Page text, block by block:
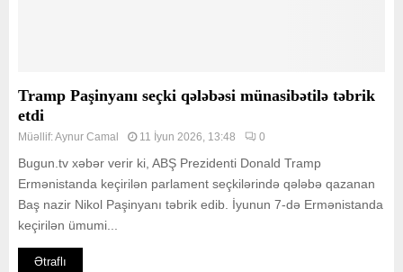
Tramp Paşinyanı seçki qələbəsi münasibətilə təbrik
etdi
Müəllif:Aynur Camal 11 İyun 2026, 13:48 0
Bugun.tv xəbər verir ki, ABŞ Prezidenti Donald Tramp
Ermənistanda keçirilən parlament seçkilərində qələbə qazanan
Baş nazir Nikol Paşinyanı təbrik edib. İyunun 7-də Ermənistanda
keçirilən ümumi...
Ətraflı